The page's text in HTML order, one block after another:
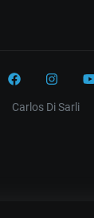
Carlos Di Sarli